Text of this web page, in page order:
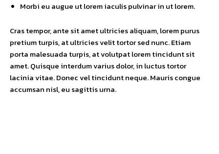
Morbi eu augue ut lorem iaculis pulvinar in ut lorem.
Cras tempor, ante sit amet ultricies aliquam, lorem purus
pretium turpis, at ultricies velit tortor sed nunc. Etiam
porta malesuada turpis, at volutpat lorem tincidunt sit
amet. Quisque interdum varius dolor, in luctus tortor
lacinia vitae. Donec vel tincidunt neque. Mauris congue
accumsan nisl, eu sagittis urna.